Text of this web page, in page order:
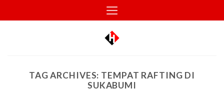
to
TAG ARCHIVES: TEMPAT RAFTING DI
SUKABUMI